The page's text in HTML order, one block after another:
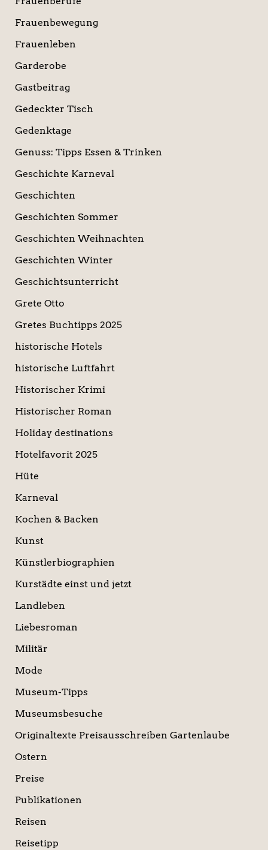
Frauenbewegung
Frauenleben
Garderobe
Gastbeitrag
Gedeckter Tisch
Gedenktage
Genuss: Tipps Essen & Trinken
Geschichte Karneval
Geschichten
Geschichten Sommer
Geschichten Weihnachten
Geschichten Winter
Geschichtsunterricht
Grete Otto
Gretes Buchtipps 2025
historische Hotels
historische Luftfahrt
Historischer Krimi
Historischer Roman
Holiday destinations
Hotelfavorit 2025
Hüte
Karneval
Kochen & Backen
Kunst
Künstlerbiographien
Kurstädte einst und jetzt
Landleben
Liebesroman
Militär
Mode
Museum-Tipps
Museumsbesuche
Originaltexte Preisausschreiben Gartenlaube
Ostern
Preise
Publikationen
Reisen
Reisetipp